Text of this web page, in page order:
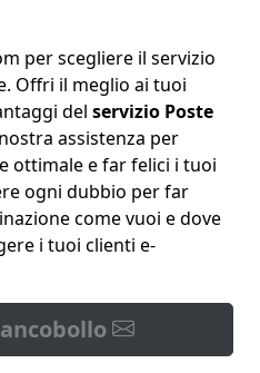
per scegliere il servizio
Offri il meglio ai tuoi
del servizio Poste
assistenza per
ottimale e far felici i tuoi
ogni dubbio per far
come vuoi e dove
i tuoi clienti e-